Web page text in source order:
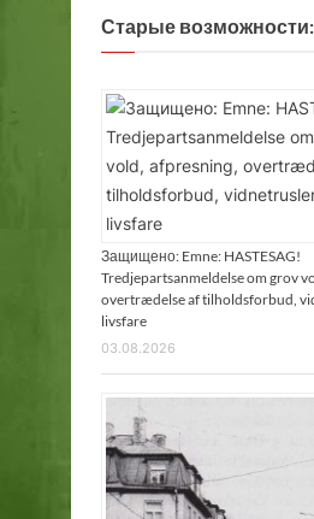
Старые возможности:
Защищено: Emne: HASTESAG!
Tredjepartsanmeldelse om grov
overtrædelse af tilholdsforbud,
livsfare
03.08.2026